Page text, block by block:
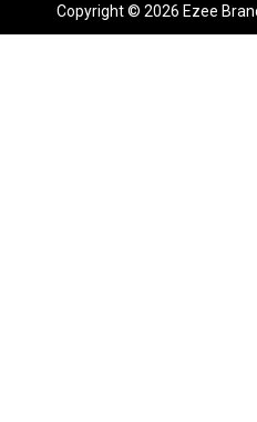
Copyright © 2026 Ezee